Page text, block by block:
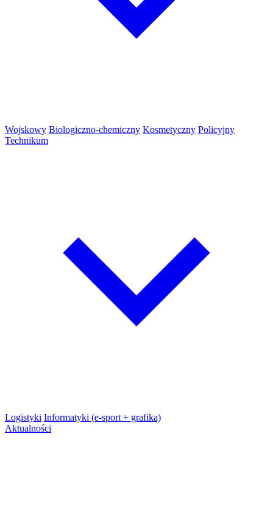
Wojskowy Biologiczno-chemiczny Kosmetyczny Policyjny
Technikum
Logistyki Informatyki (e-sport + grafika)
Aktualności